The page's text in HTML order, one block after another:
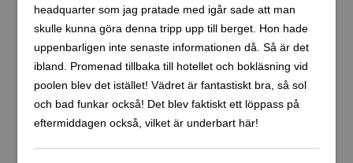
headquarter som jag pratade med igår sade att man
skulle kunna göra denna tripp upp till berget. Hon hade
uppenbarligen inte senaste informationen då. Så är det
ibland. Promenad tillbaka till hotellet och bokläsning vid
poolen blev det istället! Vädret är fantastiskt bra, så sol
och bad funkar också! Det blev faktiskt ett löppass på
eftermiddagen också, vilket är underbart här!